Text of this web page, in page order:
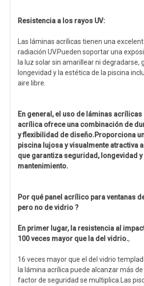
Resistencia a los rayos UV:
Las láminas acrílicas tienen una
radiación UV.Pueden soportar una
la luz solar sin amarillear ni degradarse,
longevidad y la estética de la piscina
aire libre.
En general, el uso de láminas
acrílica ofrece una combinación de
y flexibilidad de diseño.Proporciona
piscina lujosa y visualmente atractiva
que garantiza seguridad, longevidad
mantenimiento.
Por qué panel acrílico para ventanas
pero no de vidrio ?
En primer lugar, la resistencia al
100 veces mayor que la del vidrio.,
16 veces mayor que el del vidrio
la lámina acrílica puede alcanzar más de
factor de seguridad se multiplica.Las